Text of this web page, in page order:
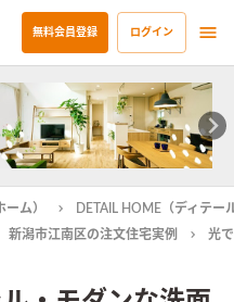
無料会員登録 ログイン
ーム）
DETAIL HOME（ディテ
新潟市江南区の注文住宅実例 光